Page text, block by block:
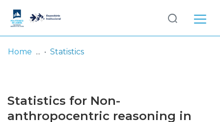
Browse repository
Log
In
Home Statistics
Statistics for Non-
anthropocentric reasoning in